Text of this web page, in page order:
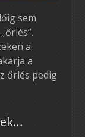
sem
a
a
őrlés pedig